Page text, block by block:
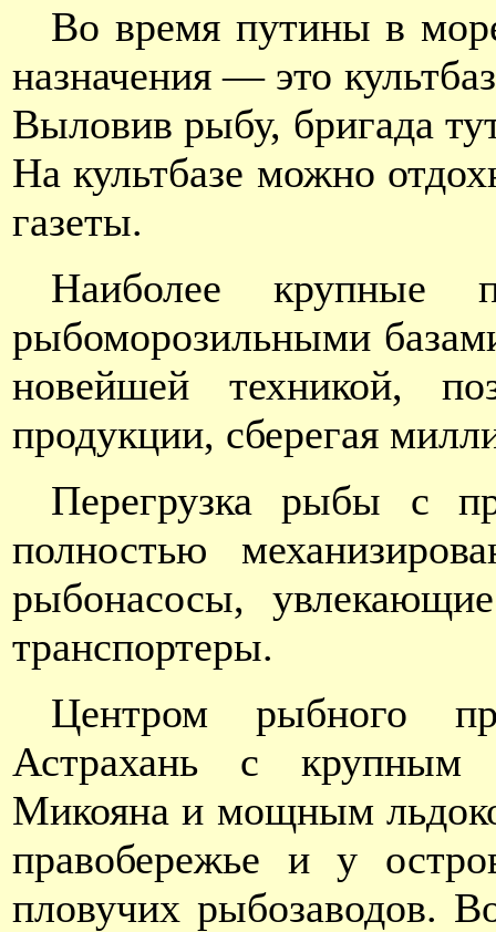
Во время путины в
назначения — это
Выловив рыбу, бригада
На культбазе можно
газеты.
Наиболее крупные
рыбоморозильными
новейшей техникой,
продукции, сберегая
Перегрузка рыбы с
полностью
рыбонасосы,
транспортеры.
Центром рыбного
Астрахань с крупным
Микояна и мощным
правобережье и у
пловучих рыбозаводов.